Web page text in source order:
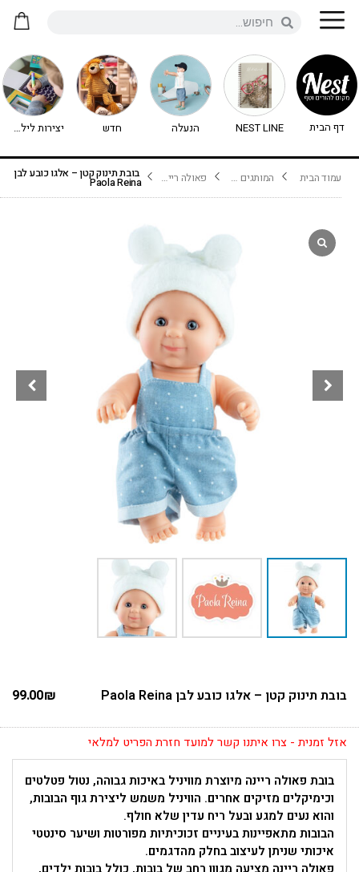
דף הבית NEST LINE הנעלה חדש יצירות לילדים - יצירה לילדים
עמוד הבית המותגים שלנו פאולה ריינה Paola Reina בובת תינוק קטן – אלגו כובע לבן
Paola Reina
בובת תינוק קטן – אלגו כובע לבן Paola Reina 99.00₪
אזל זמנית - צרו איתנו קשר למועד חזרת הפריט למלאי
בובת פאולה ריינה מיוצרת מוויניל באיכות גבוהה, נטול פטלטים
וכימיקלים מזיקים אחרים. הוויניל משמש ליצירת גוף הבובות,
והוא נעים למגע ובעל ריח עדין שלא חולף.
הבובות מתאפיינות בעיניים זכוכיתיות מפורטות ושיער סינטטי
איכותי שניתן לעיצוב בחלק מהדגמים.